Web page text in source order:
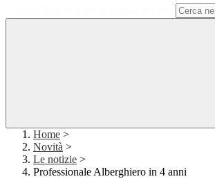
Home >
Novità >
Le notizie >
Professionale Alberghiero in 4 anni